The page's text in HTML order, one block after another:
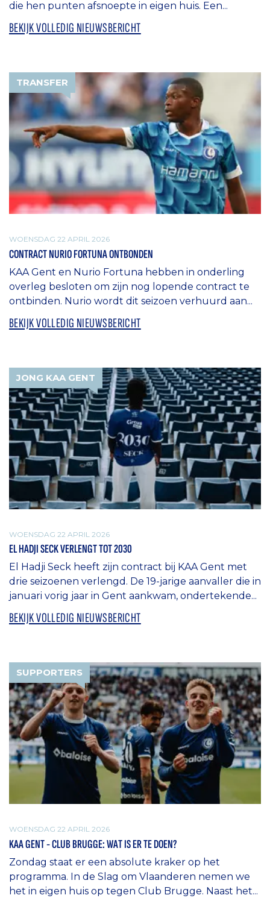
die hen punten afsnoepte in eigen huis. Een...
BEKIJK VOLLEDIG NIEUWSBERICHT
TRANSFER
WOENSDAG 22 APRIL 2026
CONTRACT NURIO FORTUNA ONTBONDEN
KAA Gent en Nurio Fortuna hebben in onderling
overleg besloten om zijn nog lopende contract te
ontbinden. Nurio wordt dit seizoen verhuurd aan...
BEKIJK VOLLEDIG NIEUWSBERICHT
JONG KAA GENT
WOENSDAG 22 APRIL 2026
EL HADJI SECK VERLENGT TOT 2030
El Hadji Seck heeft zijn contract bij KAA Gent met
drie seizoenen verlengd. De 19-jarige aanvaller die in
januari vorig jaar in Gent aankwam, ondertekende...
BEKIJK VOLLEDIG NIEUWSBERICHT
SUPPORTERS
WOENSDAG 22 APRIL 2026
KAA GENT - CLUB BRUGGE: WAT IS ER TE DOEN?
Zondag staat er een absolute kraker op het
programma. In de Slag om Vlaanderen nemen we
het in eigen huis op tegen Club Brugge. Naast het...